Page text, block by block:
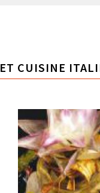
CUISINE